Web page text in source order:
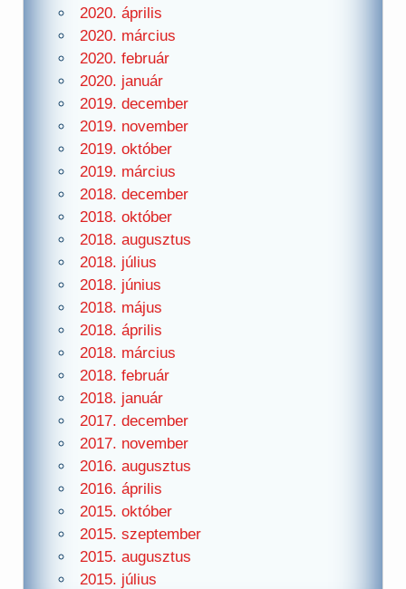
2020. április
2020. március
2020. február
2020. január
2019. december
2019. november
2019. október
2019. március
2018. december
2018. október
2018. augusztus
2018. július
2018. június
2018. május
2018. április
2018. március
2018. február
2018. január
2017. december
2017. november
2016. augusztus
2016. április
2015. október
2015. szeptember
2015. augusztus
2015. július